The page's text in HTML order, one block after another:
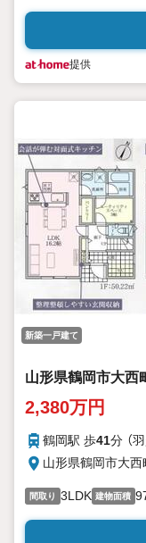
提供
新築一戸建て
山形県鶴岡市大西
2,380万円
鶴岡駅 歩41分 （
山形県鶴岡市大西
間取り 3LDK 建物面積